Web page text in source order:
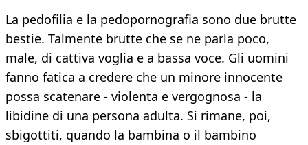
La pedofilia e la pedopornografia sono due brutte
bestie. Talmente brutte che se ne parla poco,
male, di cattiva voglia e a bassa voce. Gli uomini
fanno fatica a credere che un minore innocente
possa scatenare - violenta e vergognosa - la
libidine di una persona adulta. Si rimane, poi,
sbigottiti, quando la bambina o il bambino